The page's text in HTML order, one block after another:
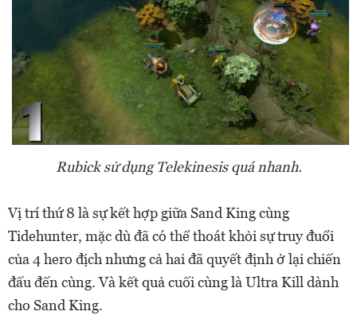
Rubick sử dụng Telekinesis quá nhanh.
Vị trí thứ 8 là sự kết hợp giữa Sand King cùng
Tidehunter, mặc dù đã có thể thoát khỏi sự truy đuổi
của 4 hero địch nhưng cả hai đã quyết định ở lại chiến
đấu đến cùng. Và kết quả cuối cùng là Ultra Kill dành
cho Sand King.